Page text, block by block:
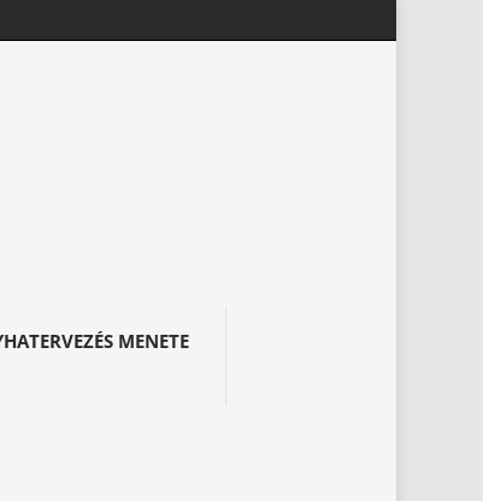
MENETE